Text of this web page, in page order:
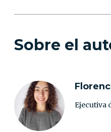
Sobre el
Ejecutiva